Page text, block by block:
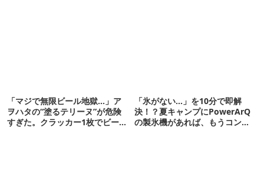
「マジで無限ビール地獄…」ア
ヲハタの“塗るテリーヌ”が危険
すぎた。クラッカー1枚でビール
「氷がない…」を10分で即解
決！？夏キャンプにPowerArQ
の製氷機があれば、もうコンビ